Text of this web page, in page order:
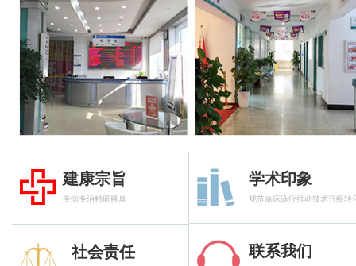
建康宗旨
专病专治精研腋臭
学术印象
规范临床诊疗推动技术升级转
社会责任 联系我们